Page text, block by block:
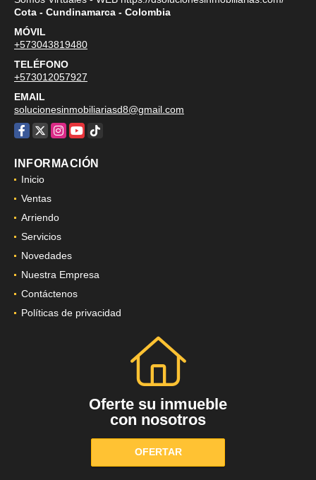
Cota - Cundinamarca - Colombia
MÓVIL
+573043819480
TELÉFONO
+573012057927
EMAIL
solucionesinmobiliariasd8@gmail.com
Facebook
X Instagram
YouTube
TikTok
INFORMACIÓN
Inicio
Ventas
Arriendo
Servicios
Novedades
Nuestra Empresa
Contáctenos
Políticas de privacidad
Oferte su inmueble
con nosotros
OFERTAR